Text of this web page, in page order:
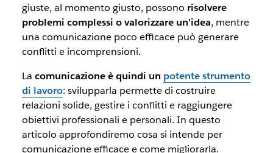
giuste, al momento giusto, possono risolvere
problemi complessi o valorizzare un’idea, mentre
una comunicazione poco efficace può generare
conflitti e incomprensioni.
La comunicazione è quindi un potente strumento
di lavoro: svilupparla permette di costruire
relazioni solide, gestire i conflitti e raggiungere
obiettivi professionali e personali. In questo
articolo approfondiremo cosa si intende per
comunicazione efficace e come migliorarla.